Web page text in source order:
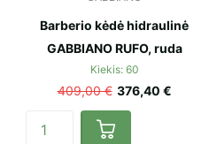
Barberio kėdė hidraulinė
GABBIANO RUFO, ruda
Kiekis: 60
409,00 € 376,40 €